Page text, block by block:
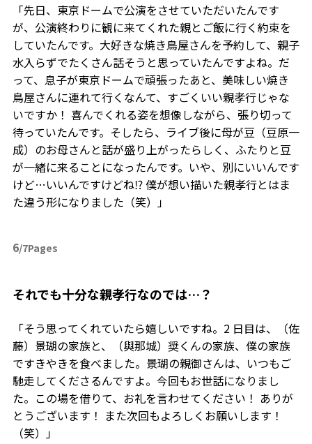
「先日、東京ドームで公演をさせていただいたんです
が、公演終わりに観に来てくれた親とご飯に行く約束を
していたんです。大好きな焼き鳥屋さんを予約して、親子
水入らずでたくさん話そうと思っていたんですよね。だ
って、息子が東京ドームで頑張ったあと、美味しい焼き
鳥屋さんに連れて行くなんて、すごくいい親孝行じゃな
いですか！ 喜んでくれる姿を想像しながら、張り切って
待っていたんです。そしたら、ライブ後に母が豆（豆原一
成）のお母さんと話が盛り上がったらしく、ふたりと豆
が一緒に来ることになったんです。いや、別にいいんです
けど…いいんですけどね⁉ 僕が想い描いた親孝行とはま
た違う形になりました（笑）」
6/7Pages
――それでも十分な親孝行なのでは…？
「そう思ってくれていたら嬉しいですね。2 日目は、（佐
藤）景瑚の家族と、（與那城）奨くんの家族、僕の家族
ですきやきを食べました。景瑚の親御さんは、いつもご
馳走してくださるんですよ。今回もお世話になりまし
た。この場を借りて、お礼を言わせてください！ ありが
とうございます！ また次回もよろしくお願いします！
（笑）」